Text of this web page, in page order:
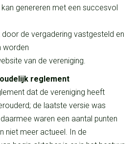
genereren met een succesvol
de vergadering vastgesteld en
worden
van de vereniging.
reglement
dat de vereniging heeft
de laatste versie was
waren een aantal punten
niet meer actueel. In de